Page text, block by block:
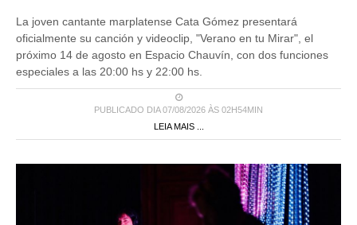
La joven cantante marplatense Cata Gómez presentará
oficialmente su canción y videoclip, "Verano en tu Mirar", el
próximo 14 de agosto en Espacio Chauvín, con dos funciones
especiales a las 20:00 hs y 22:00 hs.
PUBLICADO DIA 07/08/2026 ÀS 02H54MIN
LEIA MAIS ...